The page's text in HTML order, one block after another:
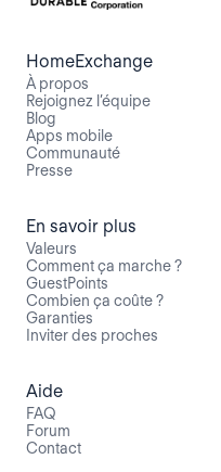
HomeExchange
À propos
Rejoignez l’équipe
Blog
Apps mobile
Communauté
Presse
En savoir plus
Valeurs
Comment ça marche ?
GuestPoints
Combien ça coûte ?
Garanties
Inviter des proches
Aide
FAQ
Forum
Contact